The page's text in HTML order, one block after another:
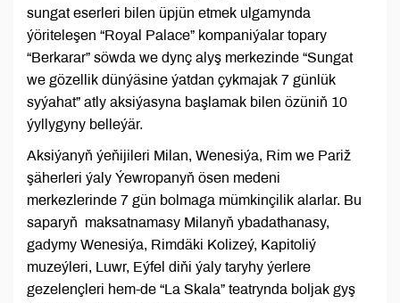
sungat eserleri bilen üpjün etmek ulgamynda
ýöriteleşen “Royal Palace” kompaniýalar topary
“Berkarar” söwda we dynç alyş merkezinde “Sungat
we gözellik dünýäsine ýatdan çykmajak 7 günlük
syýahat” atly aksiýasyna başlamak bilen özüniň 10
ýyllygyny belleýär.
Aksiýanyň ýeňijileri Milan, Wenesiýa, Rim we Pariž
şäherleri ýaly Ýewropanyň ösen medeni
merkezlerinde 7 gün bolmaga mümkinçilik alarlar. Bu
saparyň maksatnamasy Milanyň ybadathanasy,
gadymy Wenesiýa, Rimdäki Kolizeý, Kapitoliý
muzeýleri, Luwr, Eýfel diňi ýaly taryhy ýerlere
gezelençleri hem-de “La Skala” teatrynda boljak gyş